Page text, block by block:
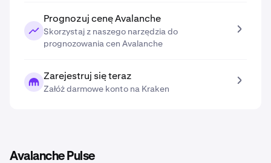
Prognozuj cenę Avalanche
Skorzystaj z naszego narzędzia do
prognozowania cen Avalanche
Zarejestruj się teraz
Załóż darmowe konto na Kraken
Avalanche Pulse